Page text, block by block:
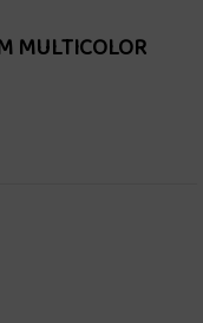
MULTICOLOR